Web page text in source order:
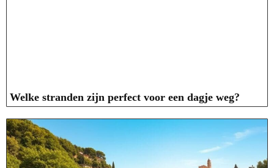
Welke stranden zijn perfect voor een dagje weg?